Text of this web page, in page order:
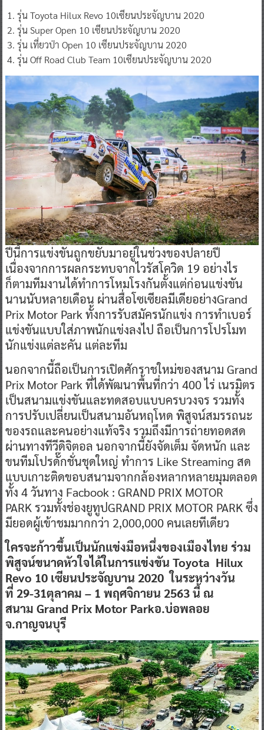
รุ่น Toyota Hilux Revo 10เซียนประจัญบาน 2020
รุ่น Super Open 10 เซียนประจัญบาน 2020
รุ่น เที่ยวป่า Open 10 เซียนประจัญบาน 2020
รุ่น Off Road Club Team 10เซียนประจัญบาน 2020
ปีนี้การแข่งขันถูกขยับมาอยู่ในช่วงของปลายปี
เนื่องจากการผลกระทบจากไวรัสโควิด 19 อย่างไร
ก็ตามทีมงานได้ทำการโหมโรงกันตั้งแต่ก่อนแข่งขัน
นานนับหลายเดือน ผ่านสื่อโซเซียลมีเดียอย่างGrand
Prix Motor Park ทั้งการรับสมัครนักแข่ง การทำเบอร์
แข่งขันแบบใส่ภาพนักแข่งลงไป ถือเป็นการโปรโมท
นักแข่งแต่ละคัน แต่ละทีม
นอกจากนี้ถือเป็นการเปิดศักราชใหม่ของสนาม Grand
Prix Motor Park ที่ได้พัฒนาพื้นที่กว่า 400 ไร่ เนรมิตร
เป็นสนามแข่งขันและทดสอบแบบครบวงจร รวมทั้ง
การปรับเปลี่ยนเป็นสนามอันหฤโหด พิสูจน์สมรรถนะ
ของรถและคนอย่างแท้จริง รวมถึงมีการถ่ายทอดสด
ผ่านทางทีวีดิจิตอล นอกจากนี้ยังจัดเต็ม จัดหนัก และ
ขนทีมโปรดั๊กชั่นชุดใหญ่ ทำการ Like Streaming สด
แบบเกาะติดขอบสนามจากกล้องหลากหลายมุมตลอด
ทั้ง 4 วันทาง Facbook : GRAND PRIX MOTOR
PARK รวมทั้งช่องยูทูปGRAND PRIX MOTOR PARK ซึ่ง
มียอดผู้เข้าชมมากกว่า 2,000,000 คนเลยทีเดียว
ใครจะก้าวขึ้นเป็นนักแข่งมือหนึ่งของเมืองไทย ร่วม
พิสูจน์ขนาดหัวใจได้ในการแข่งขัน Toyota Hilux
Revo 10 เซียนประจัญบาน 2020ในระหว่างวัน
ที่ 29-31ตุลาคม – 1 พฤศจิกายน 2563นี้ ณ
สนาม Grand Prix Motor Parkอ.บ่อพลอย
จ.กาญจนบุรี